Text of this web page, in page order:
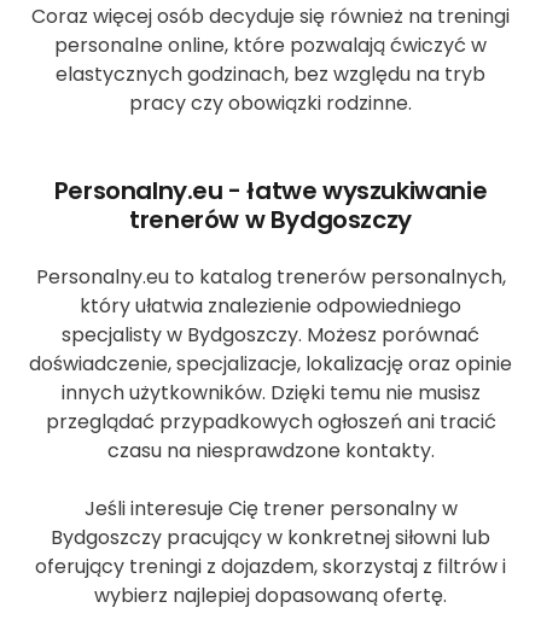
Coraz więcej osób decyduje się również na treningi
personalne online, które pozwalają ćwiczyć w
elastycznych godzinach, bez względu na tryb
pracy czy obowiązki rodzinne.
Personalny.eu - łatwe wyszukiwanie
trenerów w Bydgoszczy
Personalny.eu to katalog trenerów personalnych,
który ułatwia znalezienie odpowiedniego
specjalisty w Bydgoszczy. Możesz porównać
doświadczenie, specjalizacje, lokalizację oraz opinie
innych użytkowników. Dzięki temu nie musisz
przeglądać przypadkowych ogłoszeń ani tracić
czasu na niesprawdzone kontakty.
Jeśli interesuje Cię trener personalny w
Bydgoszczy pracujący w konkretnej siłowni lub
oferujący treningi z dojazdem, skorzystaj z filtrów i
wybierz najlepiej dopasowaną ofertę.